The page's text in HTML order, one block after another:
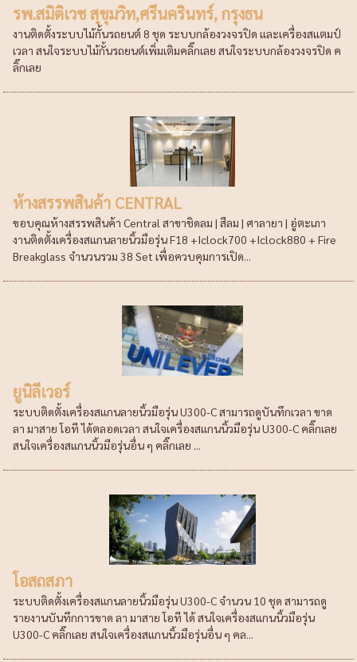
รพ.สมิติเวช สุขุมวิท,ศรีนครินทร์, กรุงธน
งานติดตั้งระบบไม้กั้นรถยนต์ 8 ชุด ระบบกล้องวงจรปิด และเครื่องสแตมป์
เวลา สนใจระบบไม้กั้นรถยนต์เพิ่มเติมคลิ๊กเลย สนใจระบบกล้องวงจรปิด ค
ลิ๊กเลย
ห้างสรรพสินค้า CENTRAL
ขอบคุณห้างสรรพสินค้า Central สาขาชิดลม | สีลม | ศาลายา | อู่ตะเภา
งานติดตั้งเครื่องสแกนลายนิ้วมือรุ่น F18 +Iclock700 +Iclock880 + Fire
Breakglass จำนวนรวม 38 Set เพื่อควบคุมการเปิด...
ยูนิลีเวอร์
ระบบติดตั้งเครื่องสแกนลายนิ้วมือรุ่น U300-C สามารถดูบันทึกเวลา ขาด
ลา มาสาย โอที ได้ตลอดเวลา สนใจเครื่องสแกนนิ้วมือรุ่น U300-C คลิ๊กเลย
สนใจเครื่องสแกนนิ้วมือรุ่นอื่น ๆ คลิ๊กเลย ...
โอสถสภา
ระบบติดตั้งเครื่องสแกนลายนิ้วมือรุ่น U300-C จำนวน 10 ชุด สามารถดู
รายงานบันทึกการขาด ลา มาสาย โอที ได้ สนใจเครื่องสแกนนิ้วมือรุ่น
U300-C คลิ๊กเลย สนใจเครื่องสแกนนิ้วมือรุ่นอื่น ๆ คล...